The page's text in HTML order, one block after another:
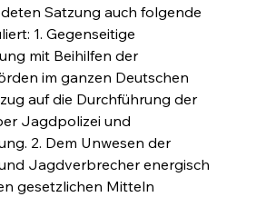
Satzung auch folgende
1. Gegenseitige
mit Beihilfen der
im ganzen Deutschen
auf die Durchführung der
Jagdpolizei und
2. Dem Unwesen der
Jagdverbrecher energisch
gesetzlichen Mitteln